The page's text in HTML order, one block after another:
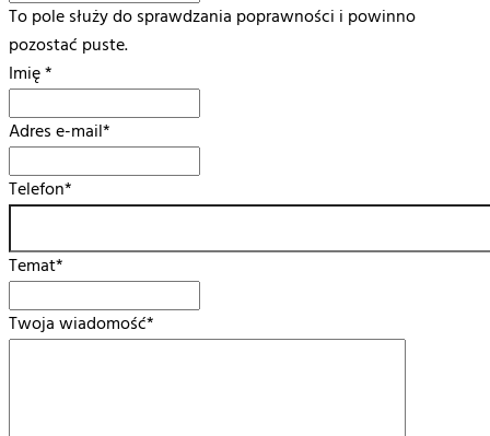
To pole służy do sprawdzania poprawności i powinno
pozostać puste.
Imię*
Adres e-mail*
Telefon*
Temat*
Twoja wiadomość*